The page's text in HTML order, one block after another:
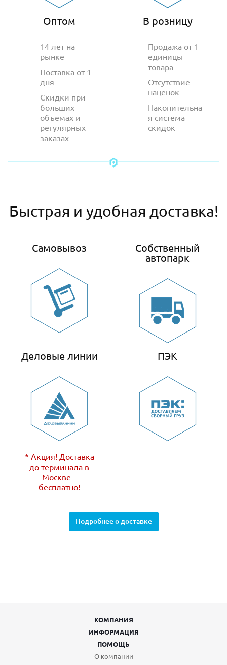
Оптом
14 лет на
рынке
Поставка от 1
дня
Скидки при
больших
объемах и
регулярных
заказах
В розницу
Продажа от 1
единицы
товара
Отсутствие
наценок
Накопительна
я система
скидок
Быстрая и удобная доставка!
Самовывоз
Собственный
автопарк
Деловые линии
* Акция! Доставка
до терминала в
Москве –
бесплатно!
ПЭК
Подробнее о доставке
КОМПАНИЯ
ИНФОРМАЦИЯ
ПОМОЩЬ
О компании